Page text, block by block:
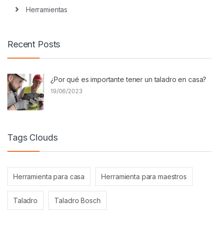
Herramientas
Recent Posts
¿Por qué es importante tener un taladro en casa?
19/06/2023
Tags Clouds
Herramienta para casa Herramienta para maestros
Taladro Taladro Bosch